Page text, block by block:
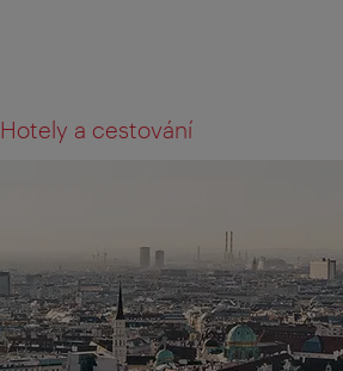
Hotely a cestování